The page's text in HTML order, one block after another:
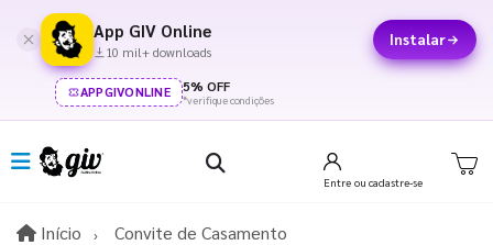
App GIV Online
10 mil+ downloads
Instalar
APPGIVONLINE 5% OFF
*verifique condições
Entre ou cadastre-se
Início InícioConvite de Casamento